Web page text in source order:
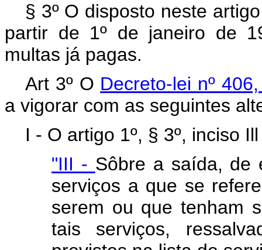
§ 3º O disposto neste
partir de 1º de janeiro de
multas já pagas.
Art 3º O Decreto-lei nº
a vigorar com as seguintes
I - O artigo 1º, § 3º, inciso
"III - Sôbre a saída, de
serviços a que se
serem ou que tenham
tais serviços,